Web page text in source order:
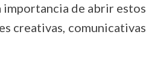
de abrir estos
creativas, comunicativas